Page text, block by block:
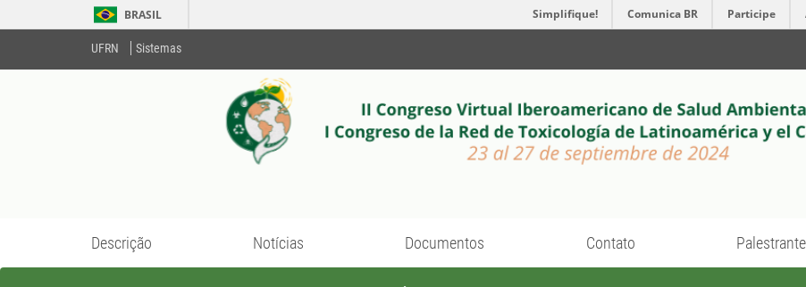
BRASIL Simplifique! Comunica BR Participe
UFRN Sistemas
Descrição Notícias Documentos Contato